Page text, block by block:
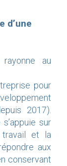
d’une
au
pour
2017).
sur
et la
aux
conservant